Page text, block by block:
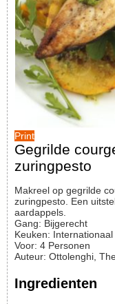
Print
Gegrilde
zuringpesto
Makreel op gegrilde courgetteplakken en dat met flink wat
zuringpesto. Een
aardappels.
Gang: Bijgerecht
Keuken: Internationaal
Voor: 4 Personen
Auteur: Ottolenghi,
Ingredienten